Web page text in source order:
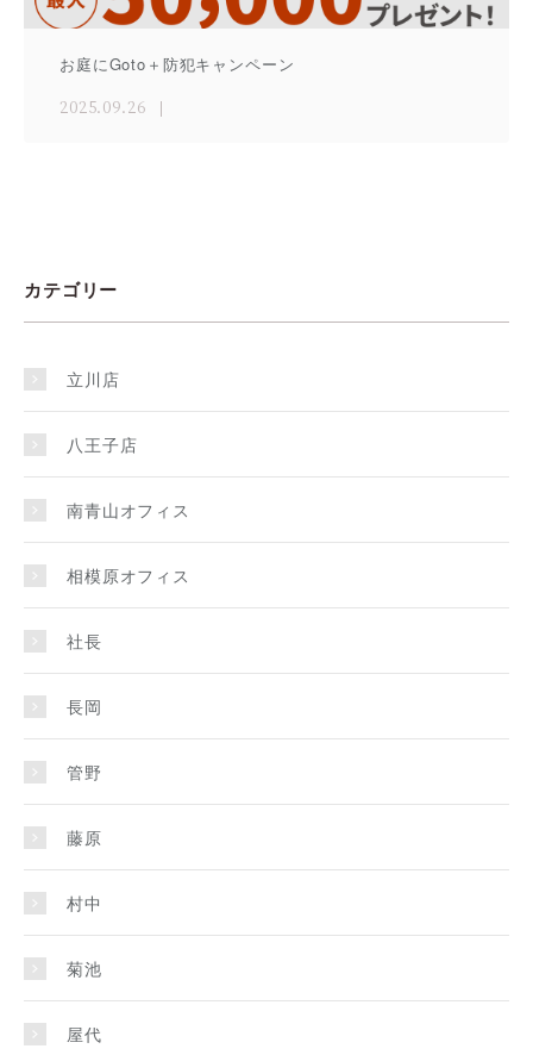
お庭にGoto＋防犯キャンペーン
2025.09.26
カテゴリー
立川店
八王子店
南青山オフィス
相模原オフィス
社長
長岡
管野
藤原
村中
菊池
屋代